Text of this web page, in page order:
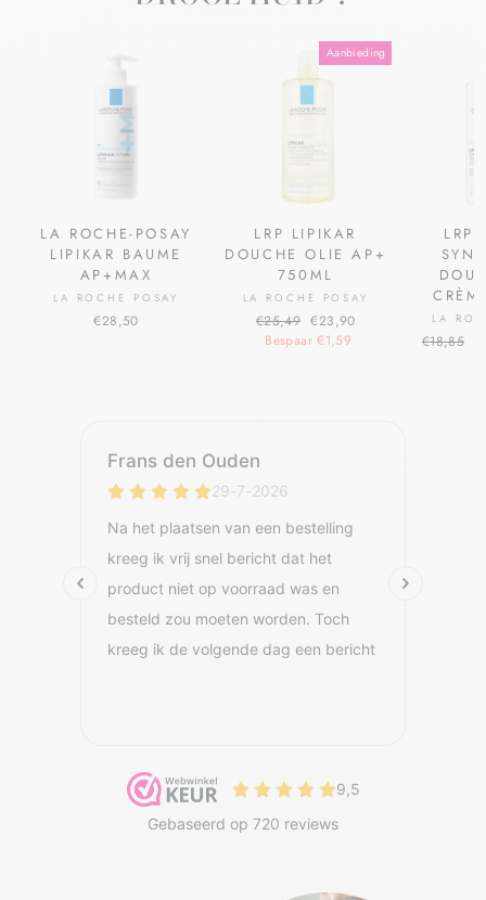
LA ROCHE-POSAY
LIPIKAR BAUME
AP+MAX
LA ROCHE POSAY
€28,50
Aanbieding
LRP LIPIKAR
DOUCHE OLIE AP+
750ML
LA ROCHE POSAY
€25,49 €23,90
Bespaar €1,59
LRP
LA
€18,85